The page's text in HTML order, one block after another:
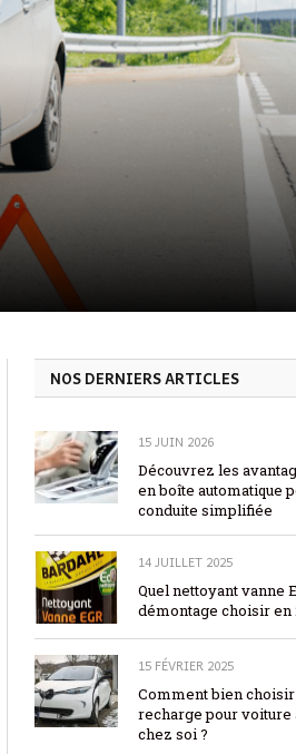
NOS DERNIERS ARTICLES
15 JUIN 2026
Découvrez les
en boîte automatique
conduite simplifiée
14 JUILLET 2025
Quel nettoyant vanne
démontage choisir en
15 FÉVRIER 2025
Comment bien
recharge pour voiture
chez soi ?